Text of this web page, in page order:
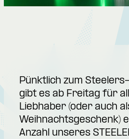
Pünktlich zum
gibt es ab Freitag für
Liebhaber (oder auch
Weihnachtsgeschenk)
Anzahl unseres